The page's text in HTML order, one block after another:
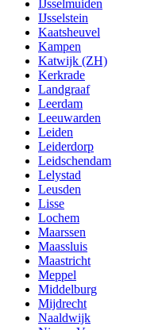
IJsselmuiden
IJsselstein
Kaatsheuvel
Kampen
Katwijk (ZH)
Kerkrade
Landgraaf
Leerdam
Leeuwarden
Leiden
Leiderdorp
Leidschendam
Lelystad
Leusden
Lisse
Lochem
Maarssen
Maassluis
Maastricht
Meppel
Middelburg
Mijdrecht
Naaldwijk